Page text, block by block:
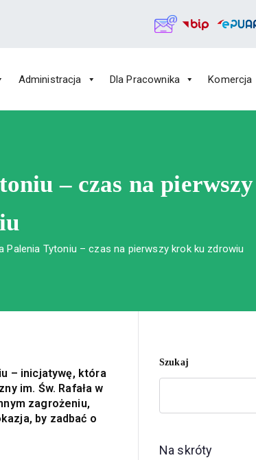
Administracja Dla Pracownika Komercja
– czas na
Palenia Tytoniu – czas na pierwszy krok ku zdrowiu
– inicjatywę, która
im. Św. Rafała w
zagrożeniu,
by zadbać o
Szukaj
Na skróty